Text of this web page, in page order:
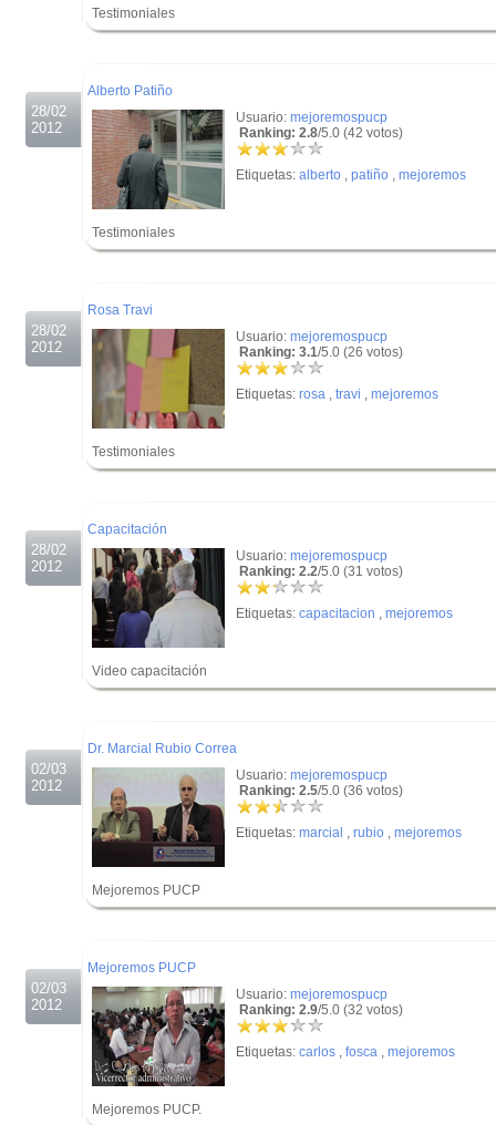
Testimoniales
28/02
2012
Alberto Patiño
Usuario: mejoremospucp
Ranking: 2.8/5.0 (42 votos)
Etiquetas: alberto , patiño , mejoremos
Testimoniales
28/02
2012
Rosa Travi
Usuario: mejoremospucp
Ranking: 3.1/5.0 (26 votos)
Etiquetas: rosa , travi , mejoremos
Testimoniales
28/02
2012
Capacitación
Usuario: mejoremospucp
Ranking: 2.2/5.0 (31 votos)
Etiquetas: capacitacion , mejoremos
Video capacitación
02/03
2012
Dr. Marcial Rubio Correa
Usuario: mejoremospucp
Ranking: 2.5/5.0 (36 votos)
Etiquetas: marcial , rubio , mejoremos
Mejoremos PUCP
02/03
2012
Mejoremos PUCP
Usuario: mejoremospucp
Ranking: 2.9/5.0 (32 votos)
Etiquetas: carlos , fosca , mejoremos
Mejoremos PUCP.